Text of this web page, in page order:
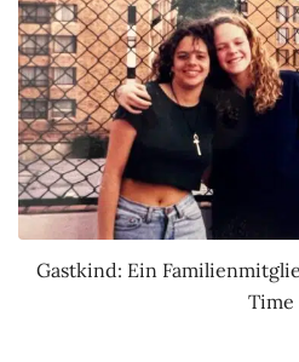
Gastkind: Ein
Time